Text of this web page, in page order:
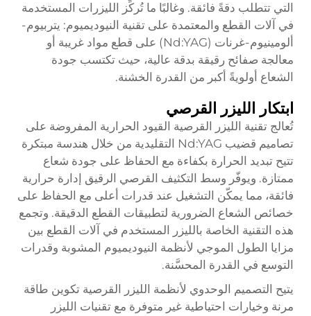
التي تتطلب دقةً فائقة. وغالبًا ما تُركِّز الليزرات المستخدمة
في آلات القطع والمعتمدة على تقنية النيوديميوم: يتربيوم-
ألومينيوم-غرنات (Nd:YAG) على قطع مواد غريبة أو
معالجة صفائح رقيقة بدقة عالية، حيث تكتسب جودة
الشعاع أولويةً أكبر من القدرة الخشنة.
ابتكار الليزر القرصي
تُعالج تقنية الليزر القرصية القيود الحرارية المفروضة على
تصاميم قضيب Nd:YAG التقليدية من خلال هندسة مبتكرة
تتيح تبديد الحرارة بكفاءة مع الحفاظ على جودة شعاع
ممتازة. ويوفّر وسط التكثيف القرصي الرقيق إدارة حرارية
فائقة، مما يمكّن التشغيل عند قدرات أعلى مع الحفاظ على
خصائص الشعاع الضرورية لتطبيقات القطع الدقيقة. وتجمع
هذه التقنية الخاصة بالليزر المستخدم في آلات القطع بين
مزايا الطول الموجي لأنظمة النيوديميوم المشوبة وقدرات
التوسع في القدرة المحسَّنة.
يتيح التصميم الوحدوي لأنظمة الليزر القرصية تكوين طاقة
مرنة وخيارات احتياطية غير متوفرة مع تقنيات الليزر